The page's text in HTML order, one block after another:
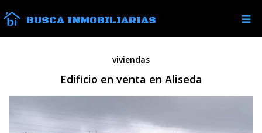
BUSCA INMOBILIARIAS
viviendas
Edificio en venta en Aliseda